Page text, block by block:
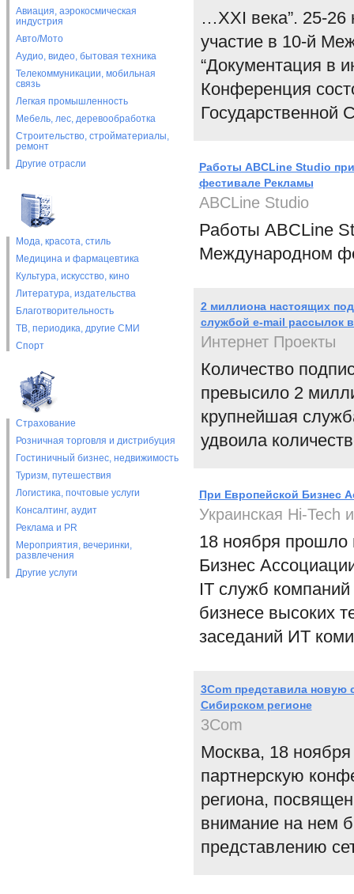
Авиация, аэрокосмическая
индустрия
Авто/Мото
Аудио, видео, бытовая техника
Телекоммуникации, мобильная
связь
Легкая промышленность
Мебель, лес, деревообработка
Строительство, стройматериалы,
ремонт
Другие отрасли
Мода, красота, стиль
Медицина и фармацевтика
Культура, искусство, кино
Литература, издательства
Благотворительность
ТВ, периодика, другие СМИ
Спорт
Страхование
Розничная торговля и дистрибуция
Гостиничный бизнес, недвижимость
Туризм, путешествия
Логистика, почтовые услуги
Консалтинг, аудит
Реклама и PR
Мероприятия, вечеринки,
развлечения
Другие услуги
…XXI века”. 25-26
участие в 10-й
“Документация в
Конференция
Государственной
Работы ABCLine Studio
фестивале Рекламы
ABCLine Studio
Работы ABCLine
Международном
2 миллиона настоящих
службой e-mail рассылок в
Интернет Проекты
Количество
превысило 2
крупнейшая
удвоила
При Европейской Бизнес
Украинская Hi-Tech
18 ноября прошло
Бизнес
IT служб
бизнесе высоких
заседаний ИТ
3Com представила новую
Сибирском регионе
3Com
Москва, 18
партнерскую
региона,
внимание на нем
представлению